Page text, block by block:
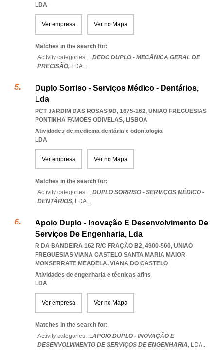
LDA
Ver empresa Ver no Mapa
Matches in the search for:
Activity categories: ...DEDO DUPLO - MECÂNICA GERAL DE
PRECISÃO, LDA...
Duplo Sorriso - Serviços Médico - Dentários,
Lda
PCT JARDIM DAS ROSAS 9D, 1675-162, UNIAO FREGUESIAS
PONTINHA FAMOES ODIVELAS, LISBOA
Atividades de medicina dentária e odontologia
LDA
Ver empresa Ver no Mapa
Matches in the search for:
Activity categories: ...DUPLO SORRISO - SERVIÇOS MÉDICO -
DENTÁRIOS, LDA...
Apoio Duplo - Inovação E Desenvolvimento De
Serviços De Engenharia, Lda
R DA BANDEIRA 162 R/C FRAÇÃO B2, 4900-560, UNIAO
FREGUESIAS VIANA CASTELO SANTA MARIA MAIOR
MONSERRATE MEADELA, VIANA DO CASTELO
Atividades de engenharia e técnicas afins
LDA
Ver empresa Ver no Mapa
Matches in the search for:
Activity categories: ...APOIO DUPLO - INOVAÇÃO E
DESENVOLVIMENTO DE SERVIÇOS DE ENGENHARIA, LDA...